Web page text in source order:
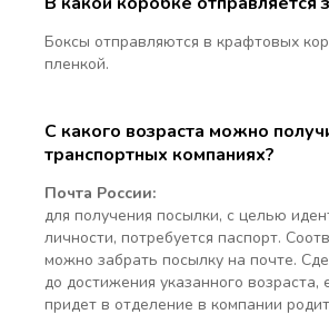
Боксы отправляются в крафтовых
пленкой.
С какого возраста можно
транспортных компаниях?
Почта России:
для получения посылки, с целью
личности, потребуется паспорт.
можно забрать посылку на почте.
до достижения указанного возраста,
придет в отделение в компании